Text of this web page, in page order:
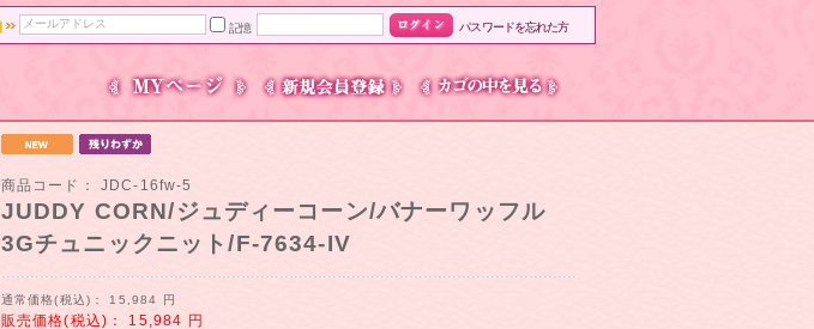
記憶 パスワードを忘れた方
商品コード： JDC-16fw-5
JUDDY CORN/ジュディーコーン/バナーワッフル
3Gチュニックニット/F-7634-IV
通常価格(税込)： 15,984 円
販売価格(税込)： 15,984 円